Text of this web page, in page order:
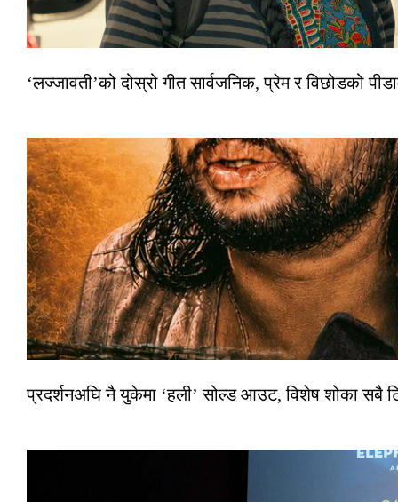
‘लज्जावती’को दोस्रो गीत सार्वजनिक, प्रेम र विछोडको
प्रदर्शनअघि नै युकेमा ‘हली’ सोल्ड आउट, विशेष शोका सबै